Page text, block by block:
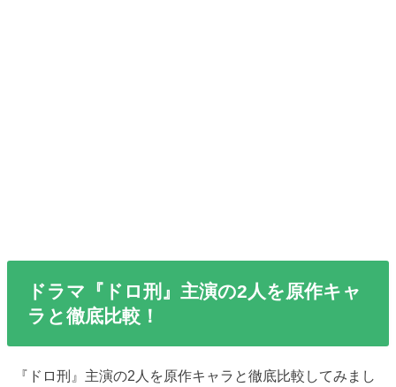
ドラマ『ドロ刑』主演の2人を原作キャ
ラと徹底比較！
『ドロ刑』主演の2人を原作キャラと徹底比較してみまし